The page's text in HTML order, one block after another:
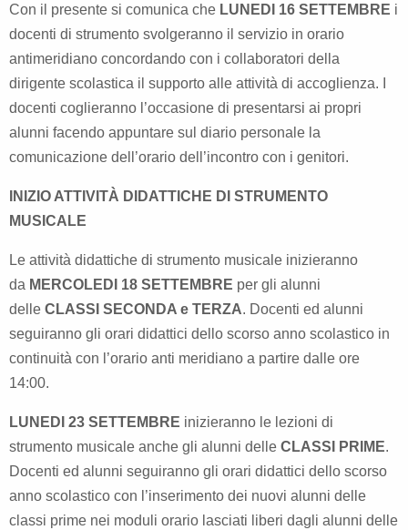
Con il presente si comunica che LUNEDI 16 SETTEMBRE i
docenti di strumento svolgeranno il servizio in orario
antimeridiano concordando con i collaboratori della
dirigente scolastica il supporto alle attività di accoglienza. I
docenti coglieranno l’occasione di presentarsi ai propri
alunni facendo appuntare sul diario personale la
comunicazione dell’orario dell’incontro con i genitori.
INIZIO ATTIVITÀ DIDATTICHE DI STRUMENTO
MUSICALE
Le attività didattiche di strumento musicale inizieranno
da MERCOLEDI 18 SETTEMBRE per gli alunni
delle CLASSI SECONDA e TERZA. Docenti ed alunni
seguiranno gli orari didattici dello scorso anno scolastico in
continuità con l’orario anti meridiano a partire dalle ore
14:00.
LUNEDI 23 SETTEMBRE inizieranno le lezioni di
strumento musicale anche gli alunni delle CLASSI PRIME.
Docenti ed alunni seguiranno gli orari didattici dello scorso
anno scolastico con l’inserimento dei nuovi alunni delle
classi prime nei moduli orario lasciati liberi dagli alunni delle